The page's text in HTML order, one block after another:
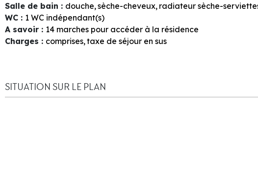
Salle de bain : douche sèche-cheveux radiateur sèche-
WC : 1 WC indépendant(s)
A savoir : 14 marches pour accéder à la résidence
Charges : comprises taxe de séjour en sus
SITUATION SUR LE PLAN